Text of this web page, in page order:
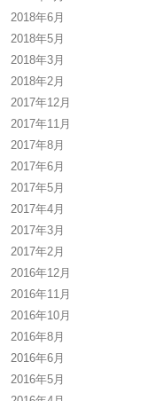
2018年6月
2018年5月
2018年3月
2018年2月
2017年12月
2017年11月
2017年8月
2017年6月
2017年5月
2017年4月
2017年3月
2017年2月
2016年12月
2016年11月
2016年10月
2016年8月
2016年6月
2016年5月